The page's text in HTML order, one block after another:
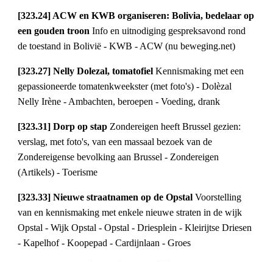
[323.24] ACW en KWB organiseren: Bolivia, bedelaar op
een gouden troon Info en uitnodiging gespreksavond rond
de toestand in Bolivië - KWB - ACW (nu beweging.net)
[323.27] Nelly Dolezal, tomatofiel Kennismaking met een
gepassioneerde tomatenkweekster (met foto's) - Dolèzal
Nelly Irène - Ambachten, beroepen - Voeding, drank
[323.31] Dorp op stap Zondereigen heeft Brussel gezien:
verslag, met foto's, van een massaal bezoek van de
Zondereigense bevolking aan Brussel - Zondereigen
(Artikels) - Toerisme
[323.33] Nieuwe straatnamen op de Opstal Voorstelling
van en kennismaking met enkele nieuwe straten in de wijk
Opstal - Wijk Opstal - Opstal - Driesplein - Kleirijtse Driesen
- Kapelhof - Koopepad - Cardijnlaan - Groes